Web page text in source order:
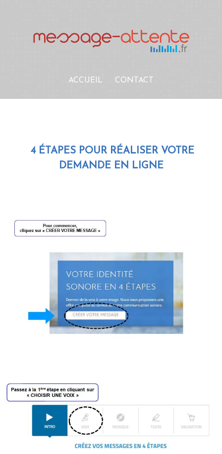
ACCUEIL CONTACT
4 ÉTAPES POUR RÉALISER VOTRE
DEMANDE EN LIGNE